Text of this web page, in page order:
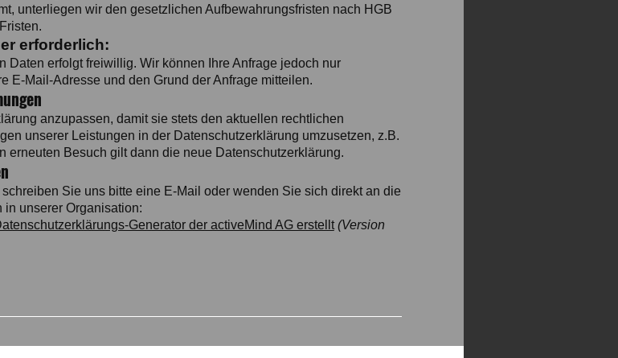
unterliegen wir den gesetzlichen Aufbewahrungsfristen nach HGB
erforderlich:
Daten erfolgt freiwillig. Wir können Ihre Anfrage jedoch nur
E-Mail-Adresse und den Grund der Anfrage mitteilen.
anzupassen, damit sie stets den aktuellen rechtlichen
unserer Leistungen in der Datenschutzerklärung umzusetzen, z.B.
erneuten Besuch gilt dann die neue Datenschutzerklärung.
Sie uns bitte eine E-Mail oder wenden Sie sich direkt an die
unserer Organisation:
Generator der activeMind AG erstellt(Version